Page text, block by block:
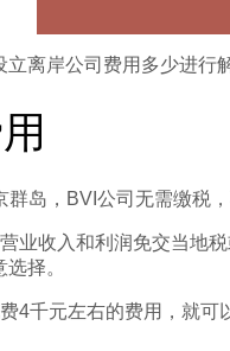
离岸公司费用多少进
岛，BVI公司无需缴税
业收入和利润免交当地
择。
4千元左右的费用，就